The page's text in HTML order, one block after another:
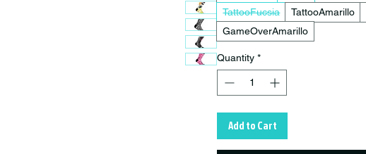
TattooFucsia
TattooAmarillo
GameOverAmarillo
Quantity *
Add to Cart